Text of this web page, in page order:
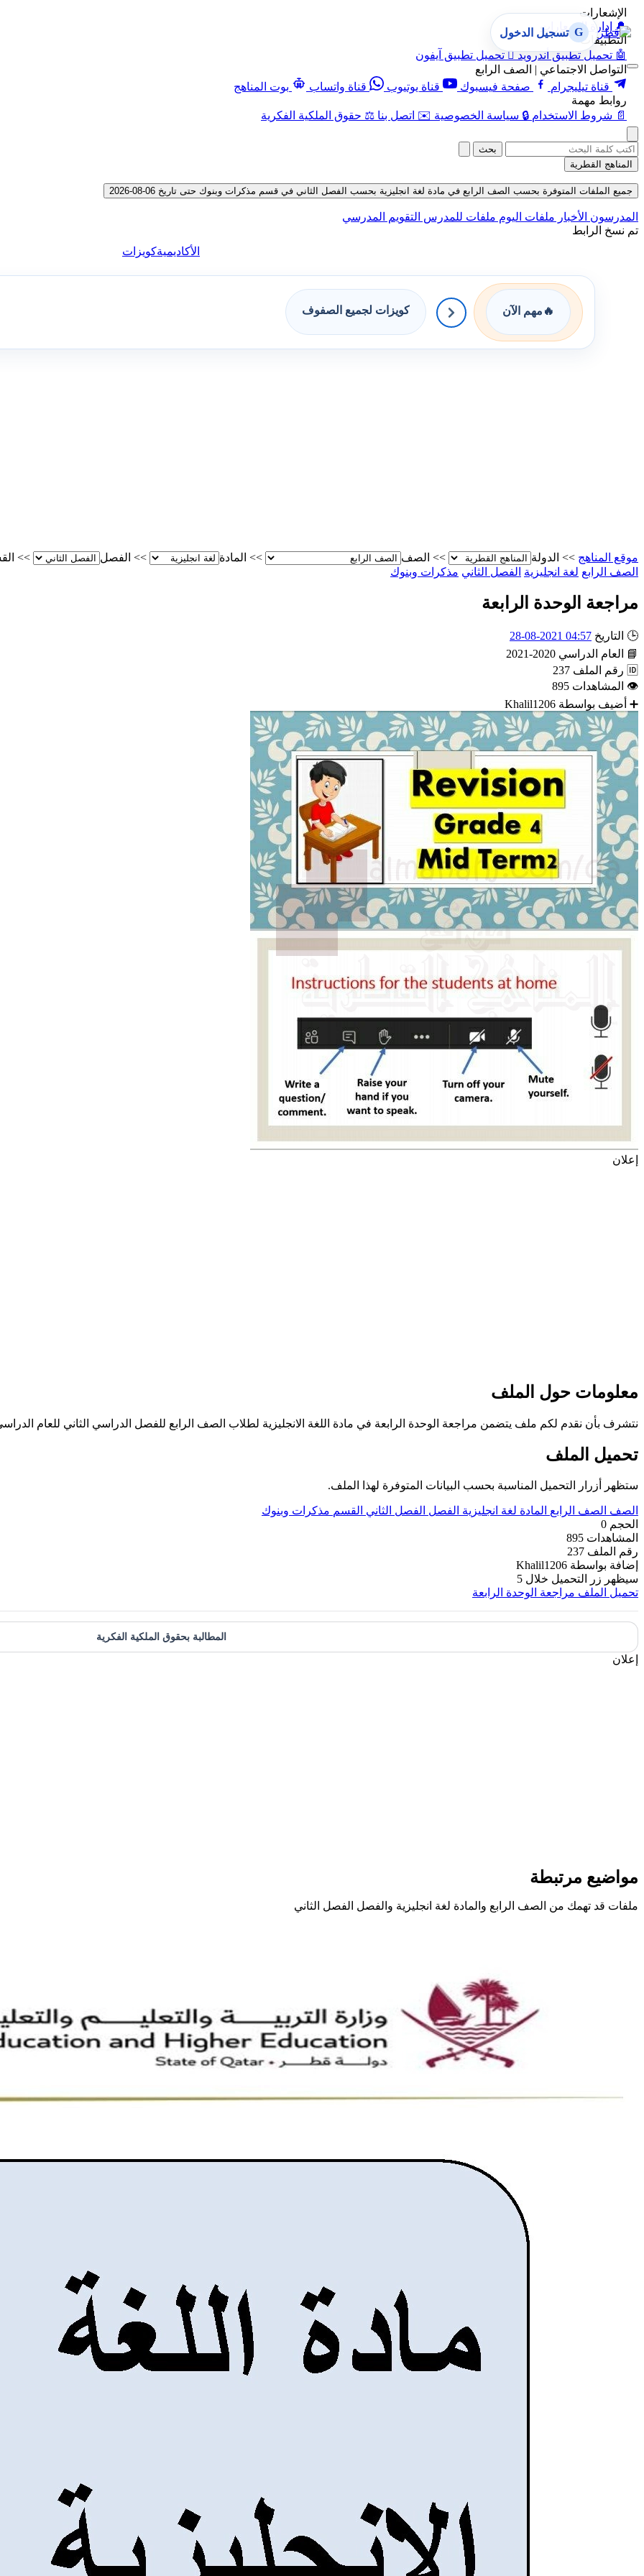
الإشعارات
🔔 إدارة الإشعارات
التطبيقات
🤖 تحميل تطبيق أندرويد  تحميل تطبيق آيفون
التواصل الاجتماعي | الصف الرابع
قناة تيليجرام
صفحة فيسبوك قناة يوتيوب قناة واتساب
بوت المناهج
روابط مهمة
📄 شروط الاستخدام 🔒 سياسة الخصوصية ✉️ اتصل بنا ⚖️ حقوق الملكية الفكرية
G تسجيل الدخول
بحث
المناهج القطرية
جميع الملفات المتوفرة بحسب الصف الرابع في مادة لغة انجليزية بحسب الفصل الثاني في قسم مذكرات وبنوك حتى تاريخ 06-08-2026
المدرسون الأخبار ملفات اليوم ملفات للمدرس التقويم المدرسي
تم نسخ الرابط
الأكاديميةكويزات
🔥 مهم الآن كويزات لجميع الصفوف
موقع المناهج >> الدولة >> الصف >> المادة >> الفصل >>
الصف الرابع لغة انجليزية الفصل الثاني مذكرات وبنوك
مراجعة الوحدة الرابعة
🕒 التاريخ 04:57 2021-08-28
📘
العام الدراسي 2020-2021
🆔 رقم الملف 237
👁 المشاهدات 895
➕ أضيف بواسطة Khalil1206
إعلان
معلومات حول الملف
نتشرف بأن نقدم لكم ملف يتضمن مراجعة الوحدة الرابعة في مادة اللغة الانجليزية لطلاب الصف الرابع للفصل الدراسي الثاني للعام الدراسي 2020-
تحميل الملف
ستظهر أزرار التحميل المناسبة بحسب البيانات المتوفرة لهذا الملف.
الصف الصف الرابع المادة لغة انجليزية الفصل الفصل الثاني القسم مذكرات وبنوك
الحجم 0
المشاهدات 895
رقم الملف 237
إضافة بواسطة Khalil1206
سيظهر زر التحميل خلال 5
تحميل الملف مراجعة الوحدة الرابعة
المطالبة بحقوق الملكية الفكرية
إعلان
مواضيع مرتبطة
ملفات قد تهمك من الصف الرابع والمادة لغة انجليزية والفصل الفصل الثاني